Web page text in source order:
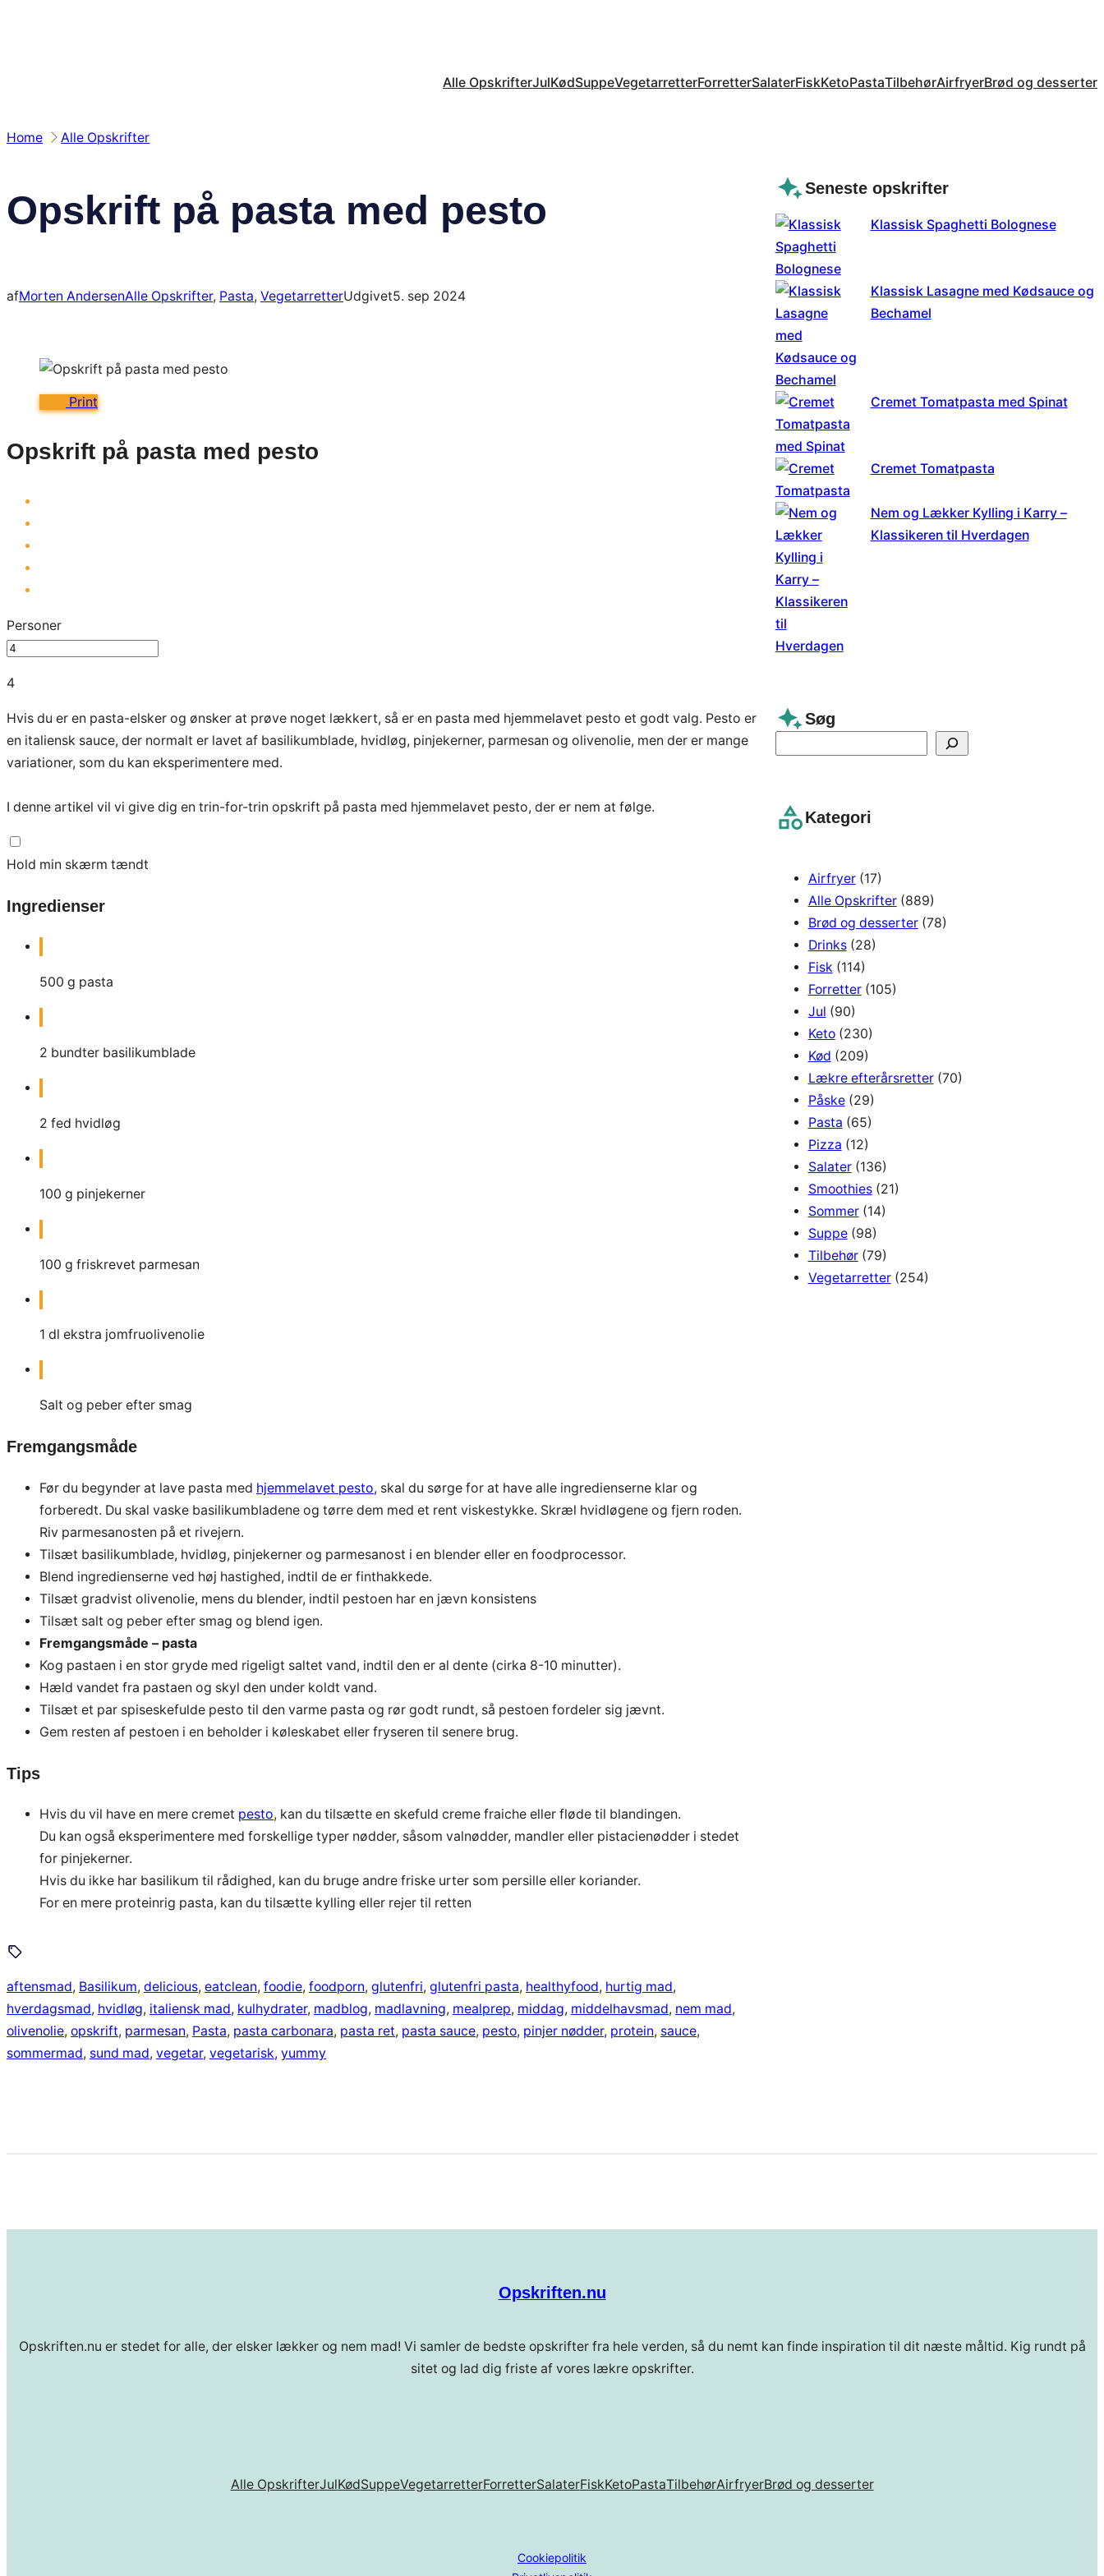
Alle OpskrifterJulKødSuppeVegetarretterForretterSalaterFiskKetoPastaTilbehørAirfryerBrød og desserter
Home Alle Opskrifter
Opskrift på pasta med pesto
afMorten AndersenAlle Opskrifter, Pasta, VegetarretterUdgivet5. sep 2024
Print
Opskrift på pasta med pesto
Personer
4
Hvis du er en pasta-elsker og ønsker at prøve noget lækkert, så er en pasta med hjemmelavet pesto et godt valg. Pesto er
en italiensk sauce, der normalt er lavet af basilikumblade, hvidløg, pinjekerner, parmesan og olivenolie, men der er mange
variationer, som du kan eksperimentere med.
I denne artikel vil vi give dig en trin-for-trin opskrift på pasta med hjemmelavet pesto, der er nem at følge.
Hold min skærm tændt
Ingredienser
500 g pasta
2 bundter basilikumblade
2 fed hvidløg
100 g pinjekerner
100 g friskrevet parmesan
1 dl ekstra jomfruolivenolie
Salt og peber efter smag
Fremgangsmåde
Før du begynder at lave pasta med hjemmelavet pesto, skal du sørge for at have alle ingredienserne klar og
forberedt. Du skal vaske basilikumbladene og tørre dem med et rent viskestykke. Skræl hvidløgene og fjern roden.
Riv parmesanosten på et rivejern.
Tilsæt basilikumblade, hvidløg, pinjekerner og parmesanost i en blender eller en foodprocessor.
Blend ingredienserne ved høj hastighed, indtil de er finthakkede.
Tilsæt gradvist olivenolie, mens du blender, indtil pestoen har en jævn konsistens
Tilsæt salt og peber efter smag og blend igen.
Fremgangsmåde – pasta
Kog pastaen i en stor gryde med rigeligt saltet vand, indtil den er al dente (cirka 8-10 minutter).
Hæld vandet fra pastaen og skyl den under koldt vand.
Tilsæt et par spiseskefulde pesto til den varme pasta og rør godt rundt, så pestoen fordeler sig jævnt.
Gem resten af pestoen i en beholder i køleskabet eller fryseren til senere brug.
Tips
Hvis du vil have en mere cremet pesto, kan du tilsætte en skefuld creme fraiche eller fløde til blandingen.
Du kan også eksperimentere med forskellige typer nødder, såsom valnødder, mandler eller pistacienødder i stedet
for pinjekerner.
Hvis du ikke har basilikum til rådighed, kan du bruge andre friske urter som persille eller koriander.
For en mere proteinrig pasta, kan du tilsætte kylling eller rejer til retten
aftensmad, Basilikum, delicious, eatclean, foodie, foodporn, glutenfri, glutenfri pasta, healthyfood, hurtig mad
hverdagsmad, hvidløg, italiensk mad, kulhydrater, madblog, madlavning, mealprep, middag, middelhavsmad, nem mad
olivenolie, opskrift, parmesan, Pasta, pasta carbonara, pasta ret, pasta sauce, pesto, pinjer nødder, protein, sauce
sommermad, sund mad, vegetar, vegetarisk, yummy
Seneste opskrifter
Klassisk Spaghetti Bolognese
Klassisk Lasagne med Kødsauce og
Bechamel
Cremet Tomatpasta med Spinat
Cremet Tomatpasta
Nem og Lækker Kylling i Karry –
Klassikeren til Hverdagen
Søg
c
Kategori
Airfryer(17)
Alle Opskrifter(889)
Brød og desserter(78)
Drinks(28)
Fisk (114)
Forretter(105)
Jul (90)
Keto(230)
Kød (209)
Lækre efterårsretter(70)
Påske(29)
Pasta (65)
Pizza (12)
Salater(136)
Smoothies(21)
Sommer(14)
Suppe(98)
Tilbehør(79)
Vegetarretter(254)
Opskriften.nu
Opskriften.nu er stedet for alle, der elsker lækker og nem mad! Vi samler de bedste opskrifter fra hele verden, så du nemt kan finde inspiration til dit næste måltid. Kig rundt på
sitet og lad dig friste af vores lækre opskrifter.
Alle OpskrifterJulKødSuppeVegetarretterForretterSalaterFiskKetoPastaTilbehørAirfryerBrød og desserter
Cookiepolitik